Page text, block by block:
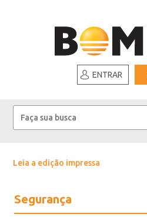
ENTRAR
Leia a edição impressa
Segurança